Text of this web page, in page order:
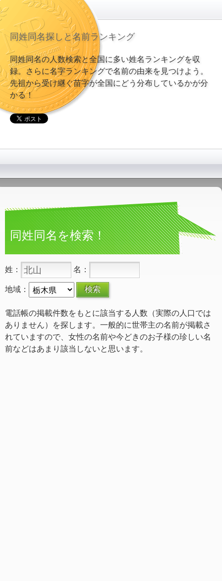
同姓同名探しと名前ランキング
同姓同名の人数検索と全国に多い姓名ランキングを収
録。さらに名字ランキングで名前の由来を見つけよう。
先祖から受け継ぐ苗字が全国にどう分布しているかが分
かる！
同姓同名を検索！
姓： 名：
地域：
電話帳の掲載件数をもとに該当する人数（実際の人口では
ありません）を探します。一般的に世帯主の名前が掲載さ
れていますので、女性の名前や今どきのお子様の珍しい名
前などはあまり該当しないと思います。